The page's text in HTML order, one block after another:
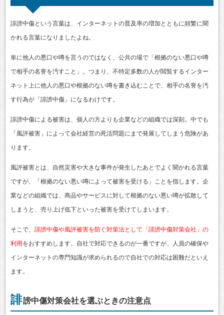
誹謗中傷という言葉は、インターネットの普及率の増加とともに頻繁に聞
かれる言葉になりましたよね。
単に他人の悪口や噂を言うのではなく、公共の場で「根拠のない悪口や噂
で相手の名誉を汚すこと」。つまり、不特定多数の人が閲覧するインター
ネット上に他人の悪口や根拠のない噂を書き込むことで、相手の名誉を汚
す行為が「誹謗中傷」になるわけです。
誹謗中傷による被害は、個人の方よりも企業などの組織では深刻。中でも
「風評被害」によって会社経営の死活問題にまで発展してしまう危険があ
ります。
風評被害とは、自然災害や大きな事件が発生したあとでよく聞かれる言葉
ですが、「根拠のない悪い噂によって被害を受ける」ことを指します。企
業などの組織では、商品やサービスに対して根拠のない悪い噂が拡散して
しまうと、売り上げ低下といった被害を受けてしまいます。
そこで、 誹謗中傷や風評被害を防ぐ対策法として「誹謗中傷対策会社」の
利用 をおすすめします。自社で対応できるのが一番ですが、人員の確保や
インターネットの専門知識が求められるので自社での対応は困難だといえ
ます。
誹謗中傷対策会社を選ぶときの注意点